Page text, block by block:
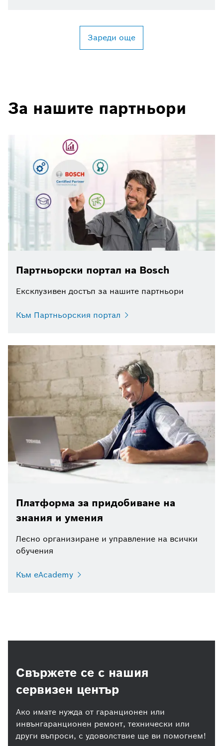
Зареди още
За нашите партньори
Партньорски портал на Bosch
Ексклузивен достъп за нашите партньори
Към Партньорския портал
Платформа за придобиване на
знания и умения
Лесно организиране и управление на всички
обучения
Към eAcademy
Свържете се с нашия
сервизен център
Ако имате нужда от гаранционен или
инвънгаранционен ремонт, технически или
други въпроси, с удоволствие ще ви помогнем!